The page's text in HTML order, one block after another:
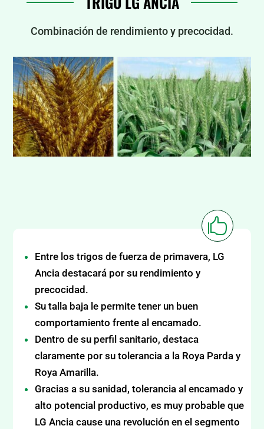
Combinación de rendimiento y precocidad.

Entre los trigos de fuerza de primavera, LG
Ancia destacará por su rendimiento y
precocidad.
Su talla baja le permite tener un buen
comportamiento frente al encamado.
Dentro de su perfil sanitario, destaca
claramente por su tolerancia a la Roya Parda y
Roya Amarilla.
Gracias a su sanidad, tolerancia al encamado y
alto potencial productivo, es muy probable que
LG Ancia cause una revolución en el segmento